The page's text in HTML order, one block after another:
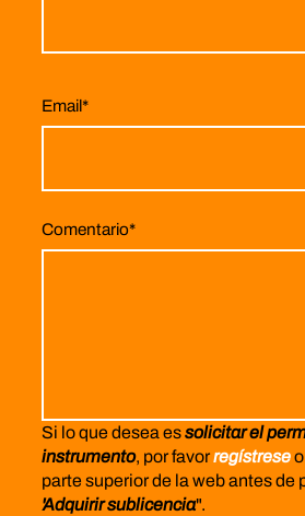
Email*
Comentario*
Si lo que desea essolicitar el
instrumento, por favorregístreseo
parte superior de la web antes de
'Adquirir sublicencia".